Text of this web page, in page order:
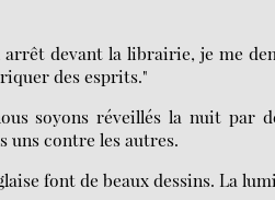
arrêt devant la librairie, je me
des esprits."
soyons réveillés la nuit par
uns contre les autres.
font de beaux dessins. La